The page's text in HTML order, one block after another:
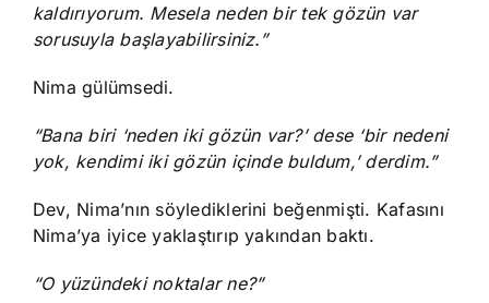
kaldırıyorum. Mesela neden bir tek gözün var
sorusuyla başlayabilirsiniz.”
Nima gülümsedi.
“Bana biri ‘neden iki gözün var?’ dese ‘bir nedeni
yok, kendimi iki gözün içinde buldum,’ derdim.”
Dev, Nima’nın söylediklerini beğenmişti. Kafasını
Nima’ya iyice yaklaştırıp yakından baktı.
“O yüzündeki noktalar ne?”